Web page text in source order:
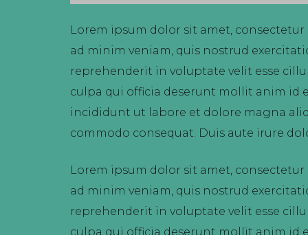
Lorem ipsum dolor sit amet,
ad minim veniam, quis nostrud
reprehenderit in voluptate velit esse
culpa qui officia deserunt mollit anim id
incididunt ut labore et dolore magna
commodo consequat. Duis aute irure
Lorem ipsum dolor sit amet,
ad minim veniam, quis nostrud
reprehenderit in voluptate velit esse
culpa qui officia deserunt mollit anim id